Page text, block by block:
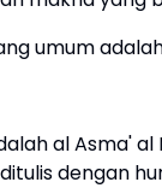
umum
al Asma'
dengan